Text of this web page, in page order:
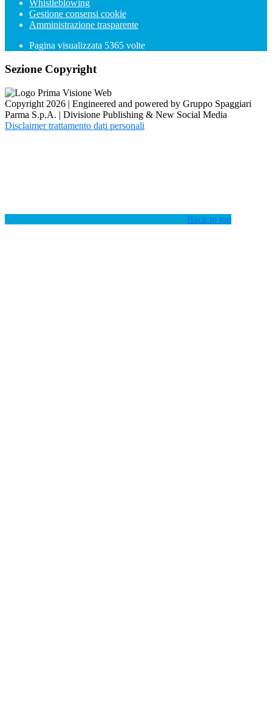
Whistleblowing
Gestione consensi cookie
Amministrazione trasparente
Pagina visualizzata 5365 volte
Sezione Copyright
Copyright 2026 | Engineered and powered by Gruppo Spaggiari
Parma S.p.A. | Divisione Publishing & New Social Media
Disclaimer trattamento dati personali
Back to top